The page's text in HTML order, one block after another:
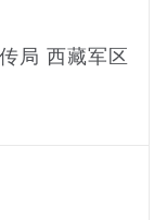
局 西藏军区